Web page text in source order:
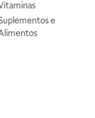
e